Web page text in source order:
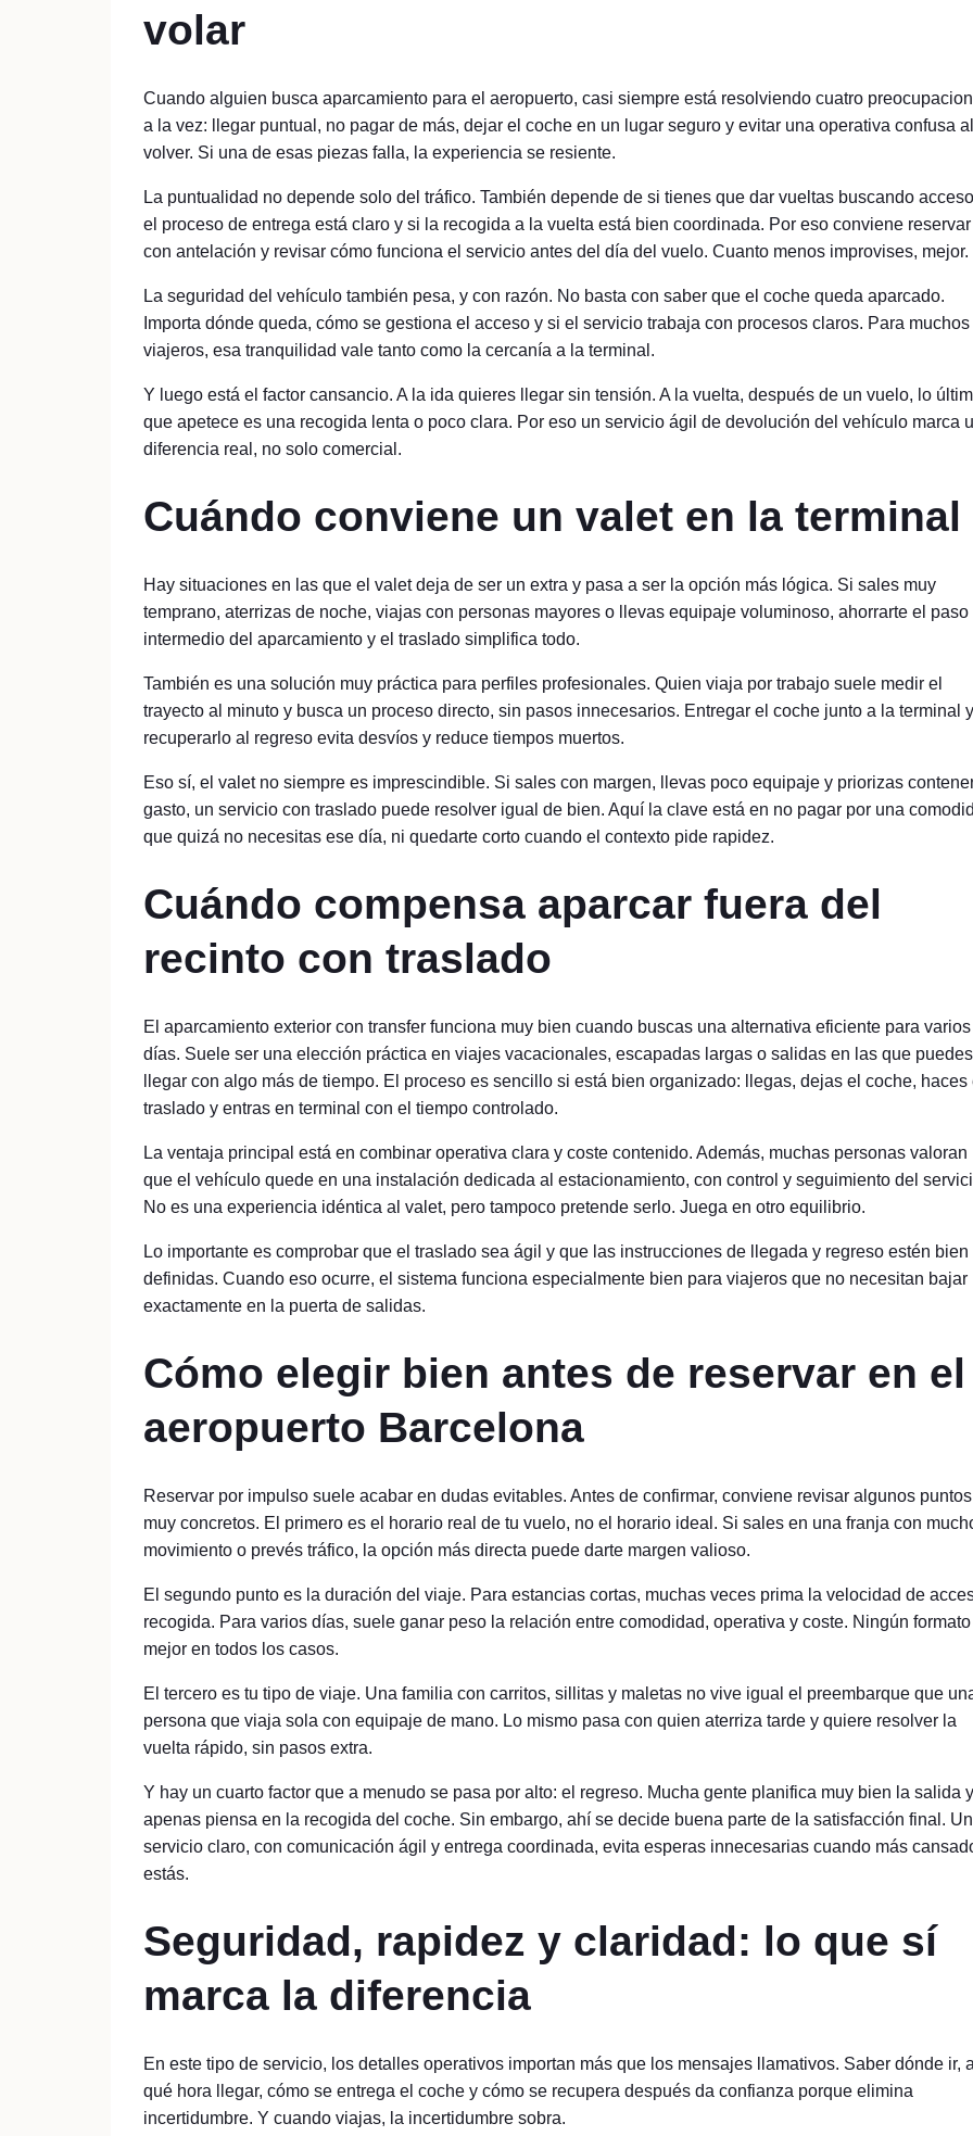
volar
Cuando alguien busca aparcamiento para el aeropuerto, casi siempre está resolviendo cuatro
a la vez: llegar puntual, no pagar de más, dejar el coche en un lugar seguro y evitar una operativa confusa al
volver. Si una de esas piezas falla, la experiencia se resiente.
La puntualidad no depende solo del tráfico. También depende de si tienes que dar vueltas buscando
el proceso de entrega está claro y si la recogida a la vuelta está bien coordinada. Por eso conviene reservar
con antelación y revisar cómo funciona el servicio antes del día del vuelo. Cuanto menos improvises, mejor.
La seguridad del vehículo también pesa, y con razón. No basta con saber que el coche queda aparcado.
Importa dónde queda, cómo se gestiona el acceso y si el servicio trabaja con procesos claros. Para muchos
viajeros, esa tranquilidad vale tanto como la cercanía a la terminal.
Y luego está el factor cansancio. A la ida quieres llegar sin tensión. A la vuelta, después de un vuelo, lo
que apetece es una recogida lenta o poco clara. Por eso un servicio ágil de devolución del vehículo marca
diferencia real, no solo comercial.
Cuándo conviene un valet en la terminal
Hay situaciones en las que el valet deja de ser un extra y pasa a ser la opción más lógica. Si sales muy
temprano, aterrizas de noche, viajas con personas mayores o llevas equipaje voluminoso, ahorrarte el paso
intermedio del aparcamiento y el traslado simplifica todo.
También es una solución muy práctica para perfiles profesionales. Quien viaja por trabajo suele medir el
trayecto al minuto y busca un proceso directo, sin pasos innecesarios. Entregar el coche junto a la terminal y
recuperarlo al regreso evita desvíos y reduce tiempos muertos.
Eso sí, el valet no siempre es imprescindible. Si sales con margen, llevas poco equipaje y priorizas
gasto, un servicio con traslado puede resolver igual de bien. Aquí la clave está en no pagar por una
que quizá no necesitas ese día, ni quedarte corto cuando el contexto pide rapidez.
Cuándo compensa aparcar fuera del
recinto con traslado
El aparcamiento exterior con transfer funciona muy bien cuando buscas una alternativa eficiente para varios
días. Suele ser una elección práctica en viajes vacacionales, escapadas largas o salidas en las que puedes
llegar con algo más de tiempo. El proceso es sencillo si está bien organizado: llegas, dejas el coche, haces
traslado y entras en terminal con el tiempo controlado.
La ventaja principal está en combinar operativa clara y coste contenido. Además, muchas personas valoran
que el vehículo quede en una instalación dedicada al estacionamiento, con control y seguimiento del
No es una experiencia idéntica al valet, pero tampoco pretende serlo. Juega en otro equilibrio.
Lo importante es comprobar que el traslado sea ágil y que las instrucciones de llegada y regreso estén bien
definidas. Cuando eso ocurre, el sistema funciona especialmente bien para viajeros que no necesitan bajar
exactamente en la puerta de salidas.
Cómo elegir bien antes de reservar en el
aeropuerto Barcelona
Reservar por impulso suele acabar en dudas evitables. Antes de confirmar, conviene revisar algunos puntos
muy concretos. El primero es el horario real de tu vuelo, no el horario ideal. Si sales en una franja con
movimiento o prevés tráfico, la opción más directa puede darte margen valioso.
El segundo punto es la duración del viaje. Para estancias cortas, muchas veces prima la velocidad de
recogida. Para varios días, suele ganar peso la relación entre comodidad, operativa y coste. Ningún
mejor en todos los casos.
El tercero es tu tipo de viaje. Una familia con carritos, sillitas y maletas no vive igual el preembarque que
persona que viaja sola con equipaje de mano. Lo mismo pasa con quien aterriza tarde y quiere resolver la
vuelta rápido, sin pasos extra.
Y hay un cuarto factor que a menudo se pasa por alto: el regreso. Mucha gente planifica muy bien la salida y
apenas piensa en la recogida del coche. Sin embargo, ahí se decide buena parte de la satisfacción final. Un
servicio claro, con comunicación ágil y entrega coordinada, evita esperas innecesarias cuando más
estás.
Seguridad, rapidez y claridad: lo que sí
marca la diferencia
En este tipo de servicio, los detalles operativos importan más que los mensajes llamativos. Saber dónde ir, a
qué hora llegar, cómo se entrega el coche y cómo se recupera después da confianza porque elimina
incertidumbre. Y cuando viajas, la incertidumbre sobra.